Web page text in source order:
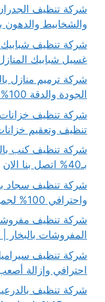
والشخابيط والدهون بمهارة 100%
غسيل شبابيك
الجودة والدقة 100% اتصل بنا الان
تنظيف وتعقيم خزانات 100%منزلية اتصل
شركة تنظيف كنب
بـ40% اتصل بنا الان
واحترافي 100% لجميع أنواع السجاد
المفروشات بالبخار
احترافي وإزالة أصعب البقع
شركة تنظيف